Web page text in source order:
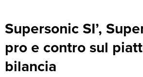
Supersonic SI’,
pro e contro sul
bilancia